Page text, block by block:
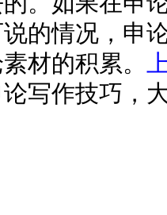
的情况，申
材的积累。
写作技巧，